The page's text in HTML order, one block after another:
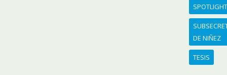
DE NIÑEZ
TESIS